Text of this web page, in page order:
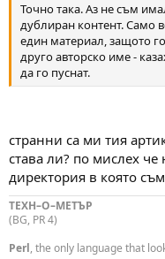
Точно така. Аз не съм
дублиран контент. Само
един материал, защото
друго авторско име -
да го пуснат.
странни са ми тия
става ли? по мислех
директория в която
ТЕХН–О–МЕТЪР
(BG, PR 4)
Perl, the only language that